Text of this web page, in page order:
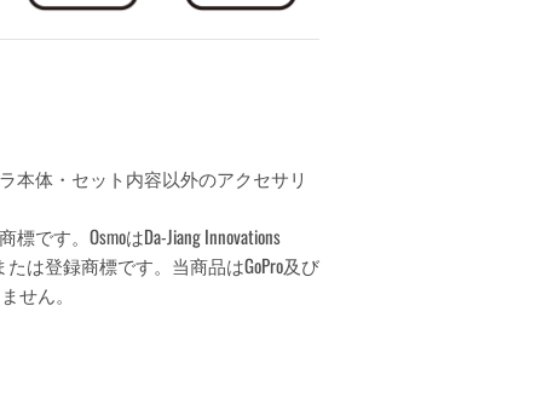
体・セット内容以外のアクセサリ
です。OsmoはDa-Jiang Innovations
または登録商標です。当商品はGoPro及び
せん。